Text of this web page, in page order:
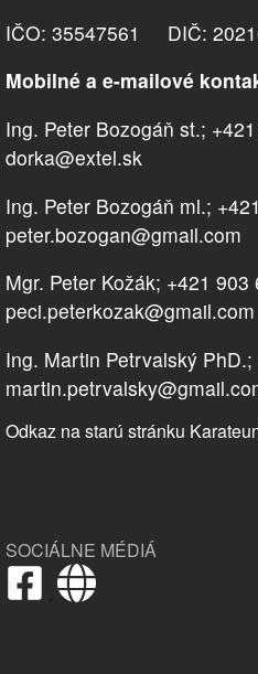
IČO: 35547561 DIČ:
Mobilné a e-mailové
Ing. Peter Bozogáň st.;
dorka@extel.sk
Ing. Peter Bozogáň ml.;
peter.bozogan@gmail.com
Mgr. Peter Kožák; +421 903
peci.peterkozak@gmail.com
Ing. Martin Petrvalský
Odkaz na starú stránku
SOCIÁLNE MÉDIÁ
,